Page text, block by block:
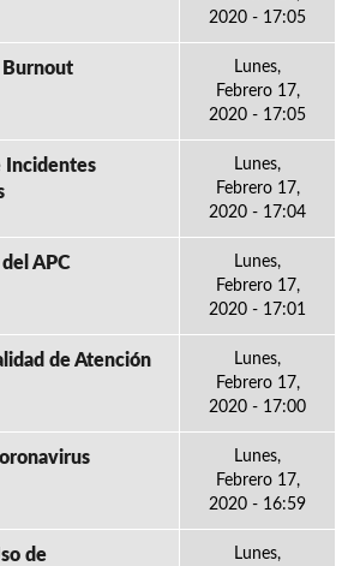
2020 - 17:05
Burnout
Lunes,
Febrero 17,
2020 - 17:05
Incidentes
Lunes,
Febrero 17,
2020 - 17:04
APC
Lunes,
Febrero 17,
2020 - 17:01
de Atención
Lunes,
Febrero 17,
2020 - 17:00
Lunes,
Febrero 17,
2020 - 16:59
de
Lunes,